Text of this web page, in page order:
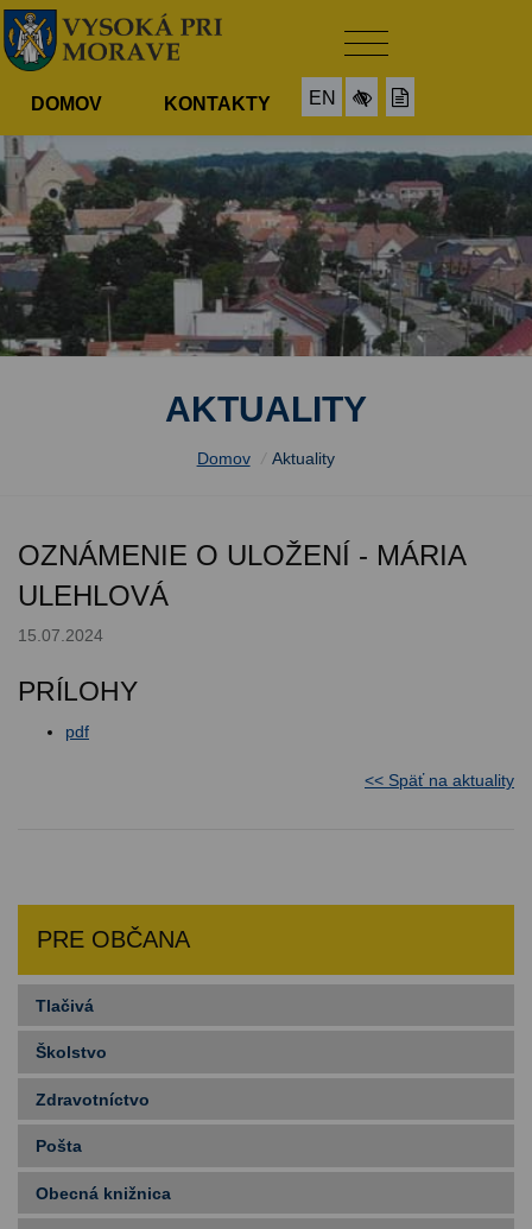
DOMOV KONTAKTY EN
AKTUALITY
Domov / Aktuality
OZNÁMENIE O ULOŽENÍ - MÁRIA
ULEHLOVÁ
15.07.2024
PRÍLOHY
pdf
<< Späť na aktuality
PRE OBČANA
Tlačivá
Školstvo
Zdravotníctvo
Pošta
Obecná knižnica